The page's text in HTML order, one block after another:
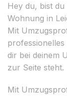
Hey du, bist
Wohnung in
Mit
dir bei deinem
zur Seite steht.
Mit